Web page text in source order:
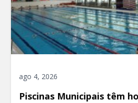
ago 4, 2026
Piscinas Municipais têm